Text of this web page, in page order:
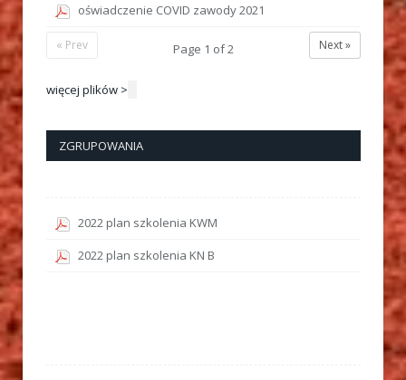
oświadczenie COVID zawody 2021
Next »
Page 1 of2
« Prev
więcej plików >
ZGRUPOWANIA
2022 plan szkolenia KWM
2022 plan szkolenia KN B